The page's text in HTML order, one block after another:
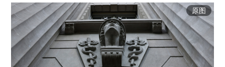
原图